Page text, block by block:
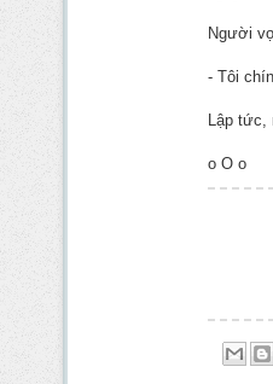
Người
- Tôi
Lập tức,
o O o